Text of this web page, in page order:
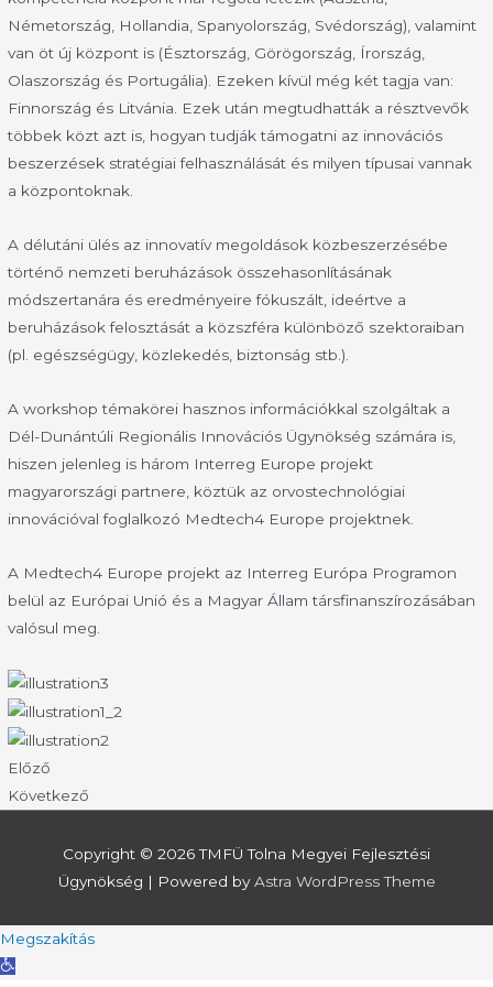
Németország, Hollandia, Spanyolország, Svédország), valamint
van öt új központ is (Észtország, Görögország, Írország,
Olaszország és Portugália). Ezeken kívül még két tagja van:
Finnország és Litvánia. Ezek után megtudhatták a résztvevők
többek közt azt is, hogyan tudják támogatni az innovációs
beszerzések stratégiai felhasználását és milyen típusai vannak
a központoknak.
A délutáni ülés az innovatív megoldások közbeszerzésébe
történő nemzeti beruházások összehasonlításának
módszertanára és eredményeire fókuszált, ideértve a
beruházások felosztását a közszféra különböző szektoraiban
(pl. egészségügy, közlekedés, biztonság stb.).
A workshop témakörei hasznos információkkal szolgáltak a
Dél-Dunántúli Regionális Innovációs Ügynökség számára is,
hiszen jelenleg is három Interreg Europe projekt
magyarországi partnere, köztük az orvostechnológiai
innovációval foglalkozó Medtech4 Europe projektnek.
A Medtech4 Europe projekt az Interreg Európa Programon
belül az Európai Unió és a Magyar Állam társfinanszírozásában
valósul meg.
Előző
Következő
Copyright © 2026TMFÜ Tolna Megyei Fejlesztési
Ügynökség | Powered byAstra WordPress Theme
Megszakítás
Eszköztár